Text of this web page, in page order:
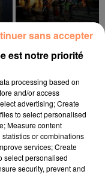
TAME IMPALA, JENNIE
Dracula
est notre priorité
processing based on
and/or access
advertising; Create
to select personalised
Measure content
or combinations
services; Create
select personalised
security, prevent and
sans accepter